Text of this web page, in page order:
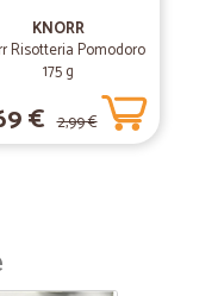
KNORR
Risotteria Pomodoro
175 g
€ 2,99 €